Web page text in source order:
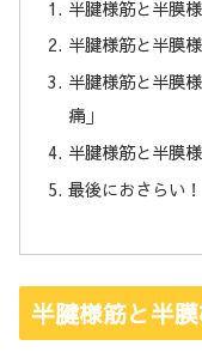
半腱様筋と半膜
半腱様筋と半膜
半腱様筋と半膜
痛」
半腱様筋と半膜
最後におさらい！
半腱様筋と半